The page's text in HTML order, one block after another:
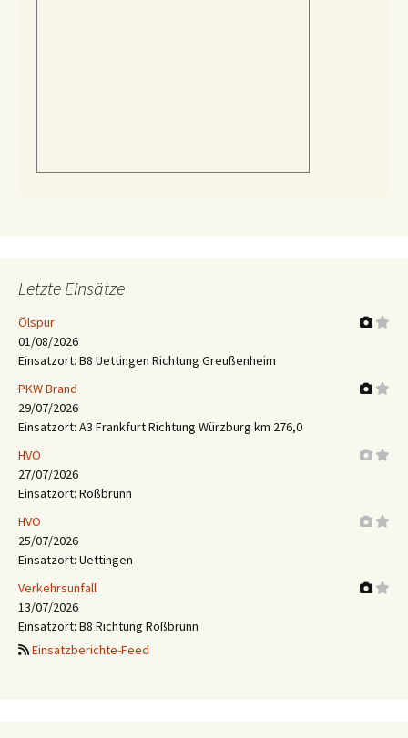
Letzte Einsätze
Ölspur
01/08/2026
Einsatzort: B8 Uettingen Richtung Greußenheim
PKW Brand
29/07/2026
Einsatzort: A3 Frankfurt Richtung Würzburg km 276,0
HVO
27/07/2026
Einsatzort: Roßbrunn
HVO
25/07/2026
Einsatzort: Uettingen
Verkehrsunfall
13/07/2026
Einsatzort: B8 Richtung Roßbrunn
Einsatzberichte-Feed